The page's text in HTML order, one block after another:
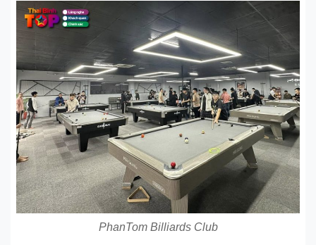
PhanTom Billiards Club